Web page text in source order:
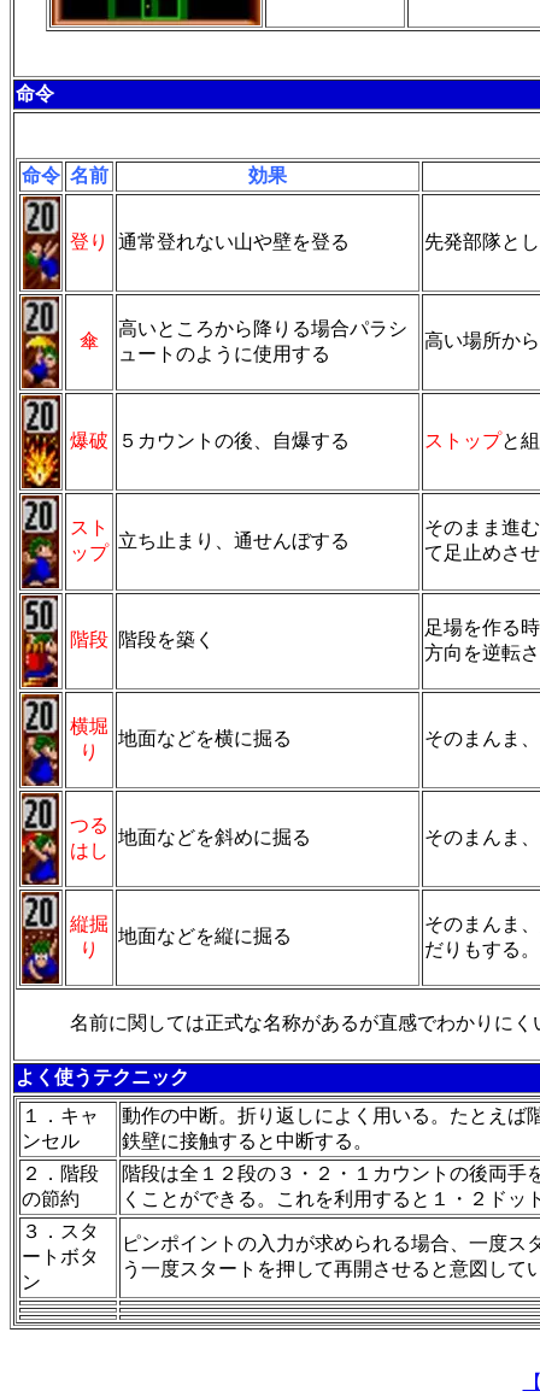
命令
命令 名前 効果
登り 通常登れない山や壁を登る 先発部隊と
傘
高いところから降りる場合パラシ
ュートのように使用する
高い場所か
爆破 ５カウントの後、自爆する ストップと
スト
ップ
立ち止まり、通せんぼする
そのまま進
て足止めさ
階段 階段を築く
足場を作る
方向を逆転
横堀
り
地面などを横に掘る そのまんま
つる
はし
地面などを斜めに掘る そのまんま
縦掘
り
地面などを縦に掘る
そのまんま
だりもする。
名前に関しては正式な名称があるが直感でわかりに
よく使うテクニック
１．キャ
ンセル
動作の中断。折り返しによく用いる。たとえば
鉄壁に接触すると中断する。
２．階段
の節約
階段は全１２段の３・２・１カウントの後両
くことができる。これを利用すると１・２ド
３．スタ
ートボタ
ン
ピンポイントの入力が求められる場合、一度
う一度スタートを押して再開させると意図し